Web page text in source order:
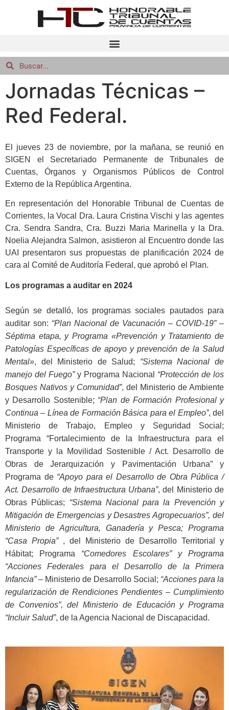
Jornadas Técnicas –
Red Federal.
El jueves 23 de noviembre, por la mañana, se reunió en
SIGEN el Secretariado Permanente de Tribunales de
Cuentas, Órganos y Organismos Públicos de Control
Externo de la República Argentina.
En representación del Honorable Tribunal de Cuentas de
Corrientes, la Vocal Dra. Laura Cristina Vischi y las agentes
Cra. Sendra Sandra, Cra. Buzzi Maria Marinella y la Dra.
Noelia Alejandra Salmon, asistieron al Encuentro donde las
UAI presentaron sus propuestas de planificación 2024 de
cara al Comité de Auditoría Federal, que aprobó el Plan.
Los programas a auditar en 2024
Según se detalló, los programas sociales pautados para
auditar son: “Plan Nacional de Vacunación – COVID-19” –
Séptima etapa, y Programa «Prevención y Tratamiento de
Patologías Específicas de apoyo y prevención de la Salud
Mental», del Ministerio de Salud; “Sistema Nacional de
manejo del Fuego”y Programa Nacional “Protección de los
Bosques Nativos y Comunidad”, del Ministerio de Ambiente
y Desarrollo Sostenible; “Plan de Formación Profesional y
Continua – Línea de Formación Básica para el Empleo”, del
Ministerio de Trabajo, Empleo y Seguridad Social;
Programa “Fortalecimiento de la Infraestructura para el
Transporte y la Movilidad Sostenible / Act. Desarrollo de
Obras de Jerarquización y Pavimentación Urbana” y
Programa de “Apoyo para el Desarrollo de Obra Pública /
Act. Desarrollo de Infraestructura Urbana”, del Ministerio de
Obras Públicas; “Sistema Nacional para la Prevención y
Mitigación de Emergencias y Desastres Agropecuarios”, del
Ministerio de Agricultura, Ganadería y Pesca; Programa
“Casa Propia”, del Ministerio de Desarrollo Territorial y
Hábitat; Programa “Comedores Escolares” y Programa
“Acciones Federales para el Desarrollo de la Primera
Infancia”– Ministerio de Desarrollo Social; “Acciones para la
regularización de Rendiciones Pendientes – Cumplimiento
de Convenios”, del Ministerio de Educación y Programa
“Incluir Salud”, de la Agencia Nacional de Discapacidad.